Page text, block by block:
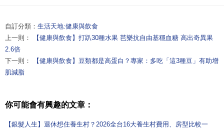
自訂分類： 生活天地:健康與飲食
上一則：
【健康與飲食】打趴30種水果 芭樂抗自由基穩血糖 高出奇異果
2.6倍
下一則：
【健康與飲食】豆類都是高蛋白？專家：多吃「這3種豆」有助增
肌減脂
你可能會有興趣的文章：
【銀髮人生】退休想住養生村？2026全台16大養生村費用、房型比較一